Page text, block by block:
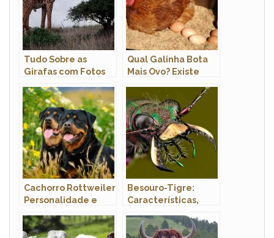
Tudo Sobre as
Girafas com Fotos
Qual Galinha Bota
Mais Ovo? Existe
Bota Ovo?
Cachorro Rottweiler
Personalidade e
Besouro-Tigre:
Características,
Fotos